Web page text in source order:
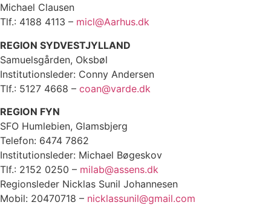
Michael Clausen
Tlf.: 4188 4113 – micl@Aarhus.dk
REGION SYDVESTJYLLAND
Samuelsgården, Oksbøl
Institutionsleder: Conny Andersen
Tlf.: 5127 4668 – coan@varde.dk
REGION FYN
SFO Humlebien, Glamsbjerg
Telefon: 6474 7862
Institutionsleder: Michael Bøgeskov
Tlf.: 2152 0250 – milab@assens.dk
Regionsleder Nicklas Sunil Johannesen
Mobil: 20470718 – nicklassunil@gmail.com